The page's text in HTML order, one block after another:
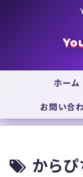
ホーム
お問い合
からぴ